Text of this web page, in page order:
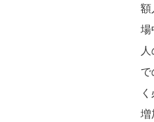
額
場
で
増